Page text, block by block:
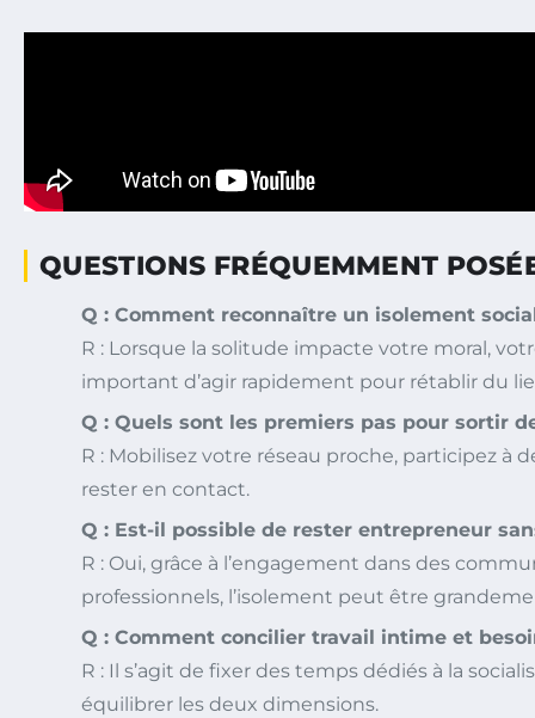
QUESTIONS FRÉQUEMMENT
Q : Comment reconnaître un isolement
R : Lorsque la solitude impacte votre moral,
important d’agir rapidement pour rétablir du
Q : Quels sont les premiers pas pour sortir
R : Mobilisez votre réseau proche, participez
rester en contact.
Q : Est-il possible de rester entrepreneur
R : Oui, grâce à l’engagement dans des
professionnels, l’isolement peut être
Q : Comment concilier travail intime et
R : Il s’agit de fixer des temps dédiés à la
équilibrer les deux dimensions.